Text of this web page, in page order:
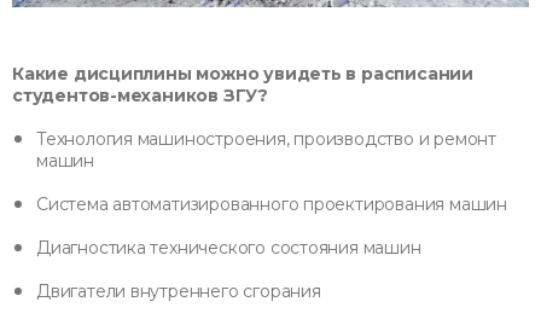
Какие дисциплины можно увидеть в расписании
студентов-механиков ЗГУ?
Технология машиностроения, производство и ремонт
машин
Система автоматизированного проектирования машин
Диагностика технического состояния машин
Двигатели внутреннего сгорания